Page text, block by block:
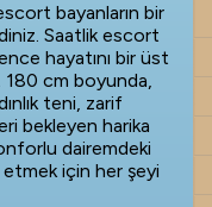
bayanların bir
Saatlik escort
hayatını bir üst
180 cm boyunda,
teni, zarif
bekleyen harika
dairemdeki
için her şeyi